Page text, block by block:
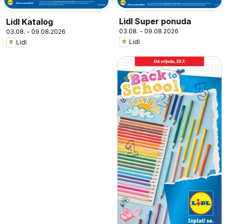
Lidl Katalog
03.08. - 09.08.2026
Lidl
Lidl Super ponuda
03.08. - 09.08.2026
Lidl